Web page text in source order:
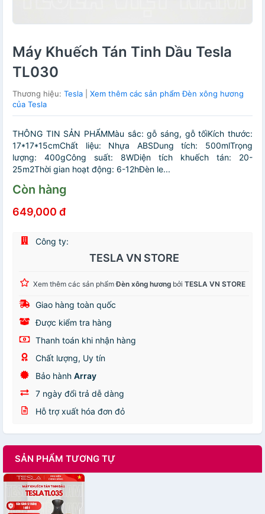
Máy Khuếch Tán Tinh Dầu Tesla
TL030
Thương hiệu: Tesla
Xem thêm các sản phẩm Đèn xông hương
của Tesla
THÔNG TIN SẢN PHẨMMàu sắc: gỗ sáng, gỗ tốiKích thước:
17*17*15cmChất liệu: Nhựa ABSDung tích: 500mlTrọng
lượng: 400gCông suất: 8WDiện tích khuếch tán: 20-
25m2Thời gian hoạt động: 6-12hĐèn le...
Còn hàng
649,000 đ
Công ty:
TESLA VN STORE
Xem thêm các sản phẩmĐèn xông hương bởi TESLA VN STORE
Giao hàng toàn quốc
Được kiểm tra hàng
Thanh toán khi nhận hàng
Chất lượng, Uy tín
Bảo hành Array
7 ngày đổi trả dễ dàng
Hỗ trợ xuất hóa đơn đỏ
SẢN PHẨM TƯƠNG TỰ